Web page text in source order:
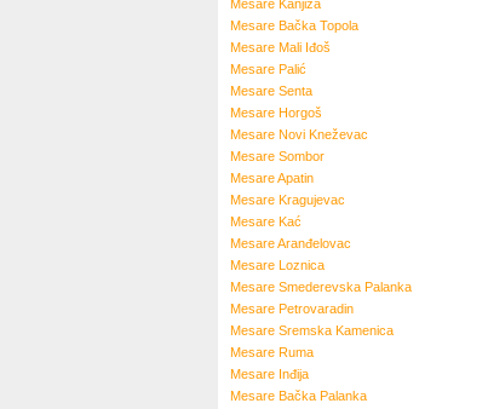
Mesare Kanjiža
Mesare Bačka Topola
Mesare Mali Iđoš
Mesare Palić
Mesare Senta
Mesare Horgoš
Mesare Novi Kneževac
Mesare Sombor
MesareApatin
Mesare Kragujevac
Mesare Kać
MesareAranđelovac
Mesare Loznica
Mesare Smederevska Palanka
Mesare Petrovaradin
Mesare Sremska Kamenica
Mesare Ruma
Mesare Inđija
Mesare Bačka Palanka